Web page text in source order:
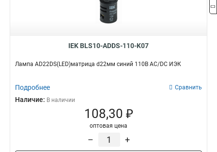
IEK BLS10-ADDS-110-K07
Лампа AD22DS(LED)матрица d22мм синий 110В AC/DC ИЭК
Подробнее Сравнить
Наличие: В наличии
108,30 ₽
оптовая цена
– +